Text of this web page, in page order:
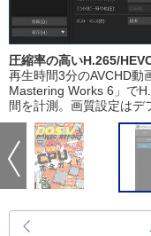
圧縮率の高いH.265/
再生時間3分のAVCHD動
Mastering Works 6」で
間を計測。画質設定はデ